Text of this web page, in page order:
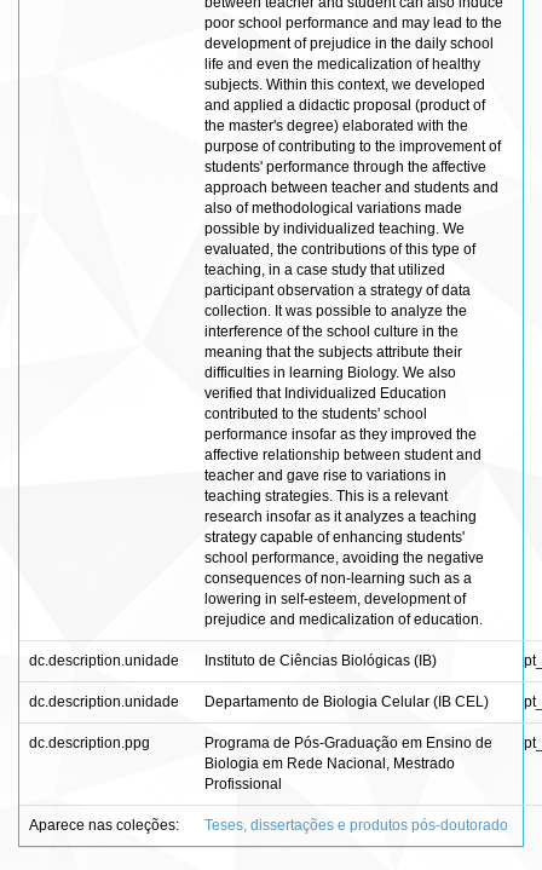
poor school performance and may lead to the
development of prejudice in the daily school
life and even the medicalization of healthy
subjects. Within this context, we developed
and applied a didactic proposal (product of
the master's degree) elaborated with the
purpose of contributing to the improvement of
students' performance through the affective
approach between teacher and students and
also of methodological variations made
possible by individualized teaching. We
evaluated, the contributions of this type of
teaching, in a case study that utilized
participant observation a strategy of data
collection. It was possible to analyze the
interference of the school culture in the
meaning that the subjects attribute their
difficulties in learning Biology. We also
verified that Individualized Education
contributed to the students' school
performance insofar as they improved the
affective relationship between student and
teacher and gave rise to variations in
teaching strategies. This is a relevant
research insofar as it analyzes a teaching
strategy capable of enhancing students'
school performance, avoiding the negative
consequences of non-learning such as a
lowering in self-esteem, development of
prejudice and medicalization of education.
dc.description.unidade Instituto de Ciências Biológicas (IB)
dc.description.unidade Departamento de Biologia Celular (IB CEL)
dc.description.ppg
Programa de Pós-Graduação em Ensino de
Biologia em Rede Nacional, Mestrado
Profissional
Aparece nas coleções: Teses, dissertações e produtos pós-doutorado